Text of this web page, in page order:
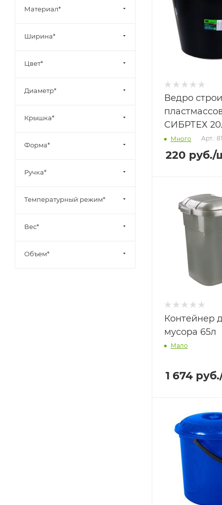
Ведро
СИБРТЕХ
Много Арт.:
220 руб./
Контейнер
мусора 65л
Мало
1 674 руб.
Материал*
Ширина*
Цвет*
Диаметр*
Крышка*
Форма*
Ручка*
Температурный режим*
Вес*
Объем*